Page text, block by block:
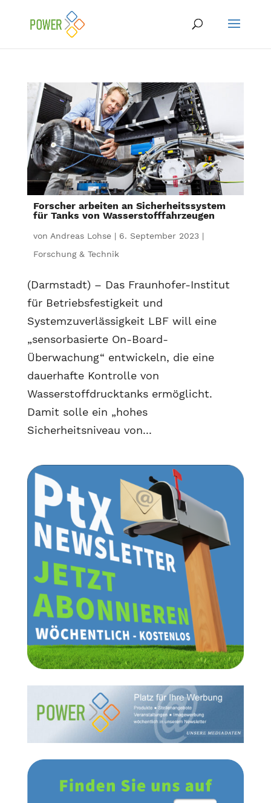
Forscher arbeiten an Sicherheitssystem
für Tanks von Wasserstofffahrzeugen
von Andreas Lohse| 6. September 2023|
Forschung & Technik
(Darmstadt) – Das Fraunhofer-Institut
für Betriebsfestigkeit und
Systemzuverlässigkeit LBF will eine
„sensorbasierte On-Board-
Überwachung“ entwickeln, die eine
dauerhafte Kontrolle von
Wasserstoffdrucktanks ermöglicht.
Damit solle ein „hohes
Sicherheitsniveau von...